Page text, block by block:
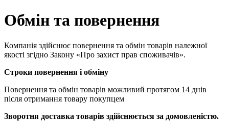
Обмін та повернення
Компанія здійснює повернення та обмін товарів належної
якості згідно Закону «Про захист прав споживачів».
Строки повернення і обміну
Повернення та обмін товарів можливий протягом 14 днів
після отримання товару покупцем
Зворотня доставка товарів здійснюється за домовленістю.